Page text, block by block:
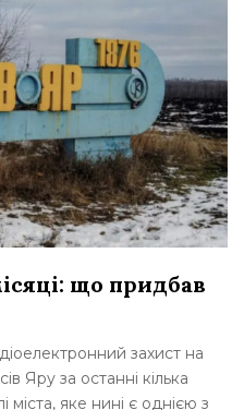
на пікапи:
Бахмутському
Бахмутського
закупівлі автівок для
Закупляли нові автівки,